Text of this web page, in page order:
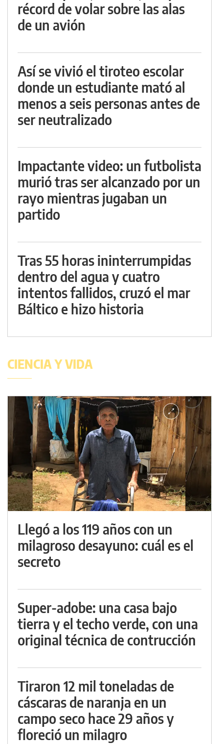
récord de volar sobre las alas
de un avión
Así se vivió el tiroteo escolar
donde un estudiante mató al
menos a seis personas antes de
ser neutralizado
Impactante video: un futbolista
murió tras ser alcanzado por un
rayo mientras jugaban un
partido
Tras 55 horas ininterrumpidas
dentro del agua y cuatro
intentos fallidos, cruzó el mar
Báltico e hizo historia
CIENCIA Y VIDA
Llegó a los 119 años con un
milagroso desayuno: cuál es el
secreto
Super-adobe: una casa bajo
tierra y el techo verde, con una
original técnica de contrucción
Tiraron 12 mil toneladas de
cáscaras de naranja en un
campo seco hace 29 años y
floreció un milagro